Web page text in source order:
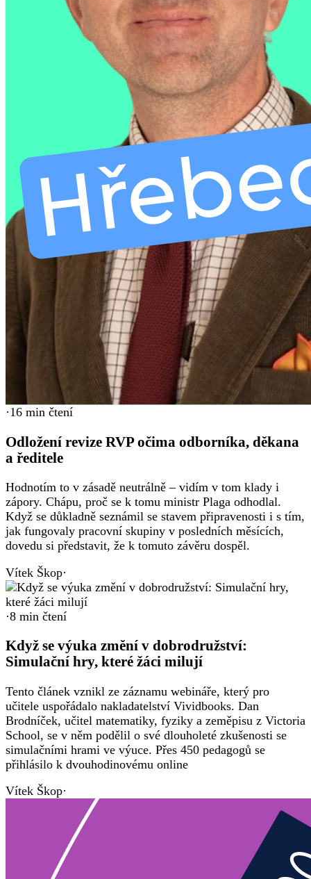
·16 min čtení
Odložení revize RVP očima odborníka, děkana
a ředitele
Hodnotím to v zásadě neutrálně – vidím v tom klady i
zápory. Chápu, proč se k tomu ministr Plaga odhodlal.
Když se důkladně seznámil se stavem připravenosti i s tím,
jak fungovaly pracovní skupiny v posledních měsících,
dovedu si představit, že k tomuto závěru dospěl.
Vítek Škop·
·8 min čtení
Když se výuka změní v dobrodružství:
Simulační hry, které žáci milují
Tento článek vznikl ze záznamu webináře, který pro
učitele uspořádalo nakladatelství Vividbooks. Dan
Brodníček, učitel matematiky, fyziky a zeměpisu z Victoria
School, se v něm podělil o své dlouholeté zkušenosti se
simulačními hrami ve výuce. Přes 450 pedagogů se
přihlásilo k dvouhodinovému online
Vítek Škop·